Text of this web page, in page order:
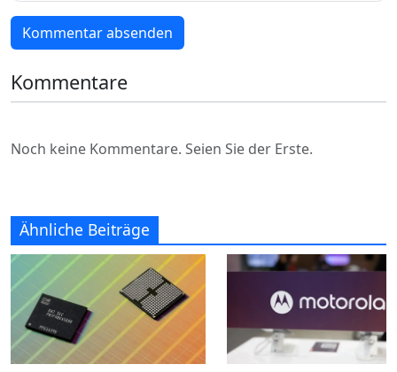
Kommentar absenden
Kommentare
Noch keine Kommentare. Seien Sie der Erste.
Ähnliche Beiträge